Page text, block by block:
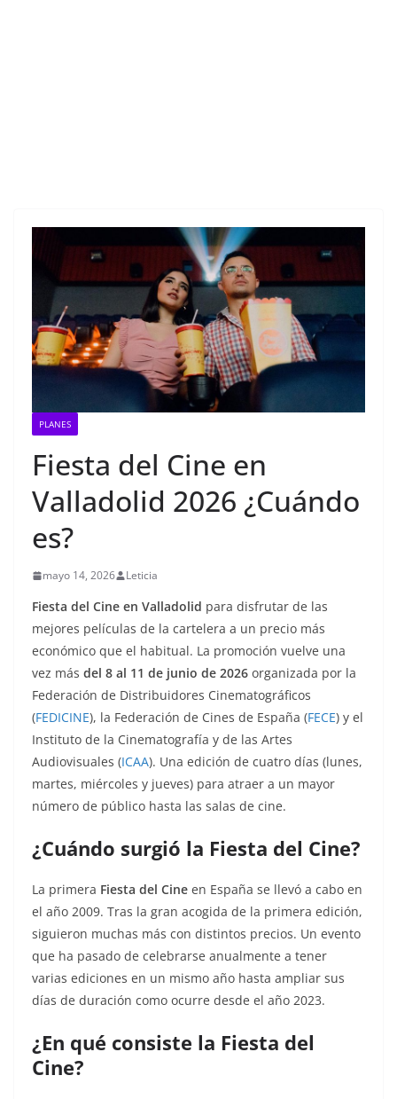
PLANES
Fiesta del Cine en
Valladolid 2026 ¿Cuándo
es?
mayo 14, 2026 Leticia
Fiesta del Cine en Valladolid para disfrutar de las
mejores películas de la cartelera a un precio más
económico que el habitual. La promoción vuelve una
vez más del 8 al 11 de junio de 2026 organizada por la
Federación de Distribuidores Cinematográficos
(FEDICINE), la Federación de Cines de España (FECE) y el
Instituto de la Cinematografía y de las Artes
Audiovisuales (ICAA). Una edición de cuatro días (lunes,
martes, miércoles y jueves) para atraer a un mayor
número de público hasta las salas de cine.
¿Cuándo surgió la Fiesta del Cine?
La primera Fiesta del Cine en España se llevó a cabo en
el año 2009. Tras la gran acogida de la primera edición,
siguieron muchas más con distintos precios. Un evento
que ha pasado de celebrarse anualmente a tener
varias ediciones en un mismo año hasta ampliar sus
días de duración como ocurre desde el año 2023.
¿En qué consiste la Fiesta del
Cine?